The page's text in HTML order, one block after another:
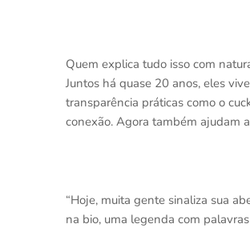
Quem explica tudo isso com
Juntos há quase 20 anos, eles
transparência práticas como o
conexão. Agora também ajudam
“Hoje, muita gente sinaliza sua
na bio, uma legenda com